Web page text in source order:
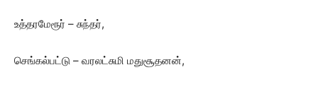
உத்தரமேரூர் – சுந்தர்,
செங்கல்பட்டு – வரலட்சுமி மதுசூதனன்,